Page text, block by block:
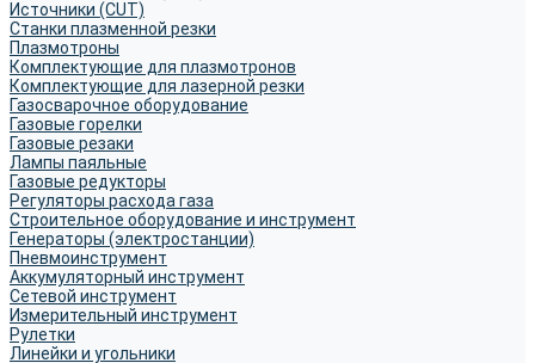
Источники (CUT)
Станки плазменной резки
Плазмотроны
Комплектующие для плазмотронов
Комплектующие для лазерной резки
Газосварочное оборудование
Газовые горелки
Газовые резаки
Лампы паяльные
Газовые редукторы
Регуляторы расхода газа
Строительное оборудование и инструмент
Генераторы (электростанции)
Пневмоинструмент
Аккумуляторный инструмент
Сетевой инструмент
Измерительный инструмент
Рулетки
Линейки и угольники